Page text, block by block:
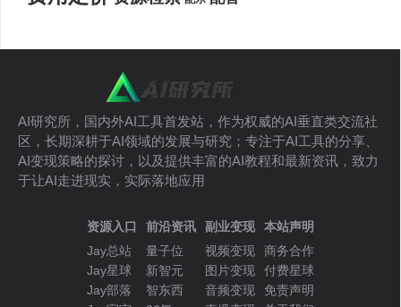
AI研究所，国内外AI工具首发站，作为权威的AI垂直类交流社
区，长期深耕于AI领域的发展与研究；专注于AI工具的分享、
AI变现策略的探讨，以及提供丰富的AI教程和最新资讯，致力
于让AI走进现实，实际落地应用
资源入口
Jay总站
Jay星球
Jay部落
前沿资讯
量子位
新智元
智东西
副业变现
视频变现
图片变现
音频变现
本站声明
商务合作
付费星球
免责声明